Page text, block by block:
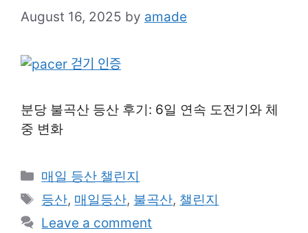
August 16, 2025 by amade
분당 불곡산 등산 후기: 6일 연속 도전기와 체
중 변화
Categories
매일 등산 챌린지
Tags
등산, 매일등산, 불곡산, 챌린지
Leave a comment